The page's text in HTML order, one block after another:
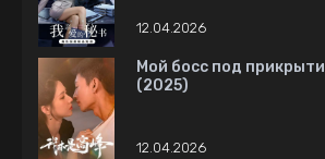
12.04.2026
Мой босс под
(2025)
12.04.2026